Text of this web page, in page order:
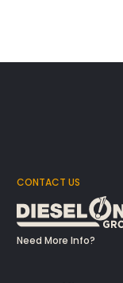
CONTACT US
Need More Info?